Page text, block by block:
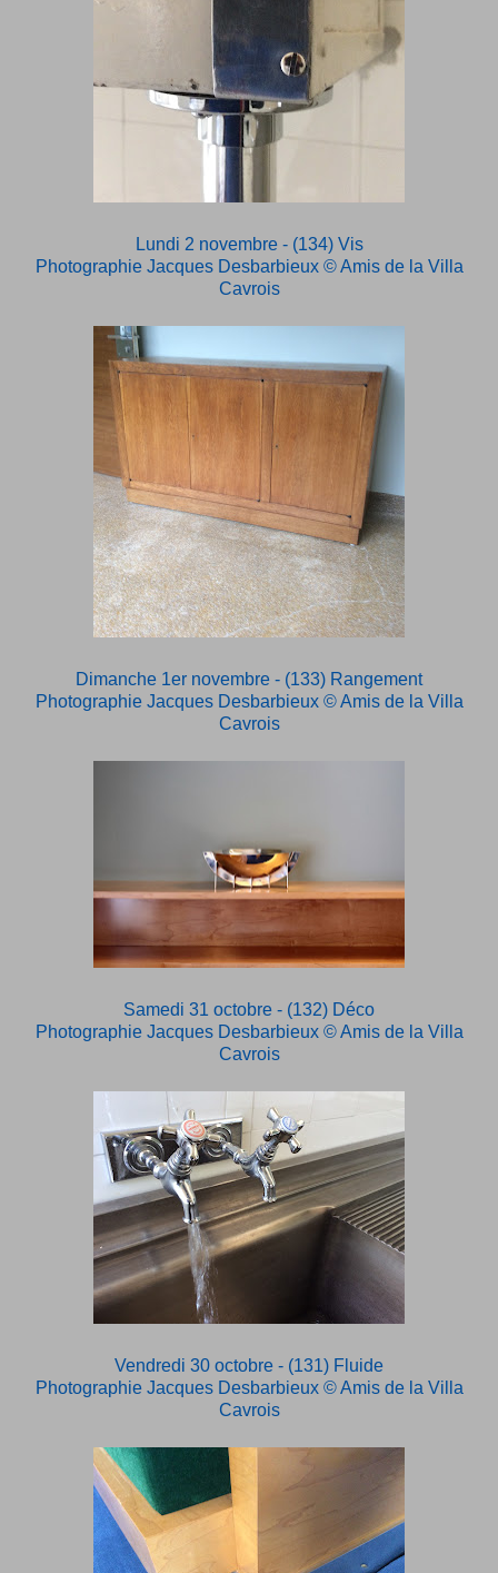
Lundi 2 novembre - (134) Vis
Photographie Jacques Desbarbieux© Amis de la Villa
Cavrois
Dimanche 1er novembre - (133) Rangement
Photographie Jacques Desbarbieux© Amis de la Villa
Cavrois
Samedi 31 octobre - (132) Déco
Photographie Jacques Desbarbieux© Amis de la Villa
Cavrois
Vendredi 30 octobre - (131) Fluide
Photographie Jacques Desbarbieux© Amis de la Villa
Cavrois